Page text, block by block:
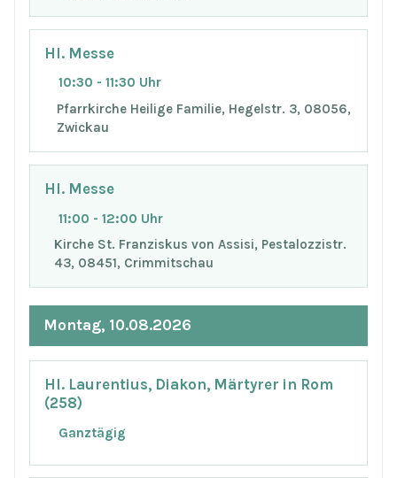
Hl. Messe
10:30 - 11:30 Uhr
Pfarrkirche Heilige Familie, Hegelstr. 3, 08056,
Zwickau
Hl. Messe
11:00 - 12:00 Uhr
Kirche St. Franziskus von Assisi, Pestalozzistr.
43, 08451, Crimmitschau
Montag, 10.08.2026
Hl. Laurentius, Diakon, Märtyrer in Rom
(258)
Ganztägig